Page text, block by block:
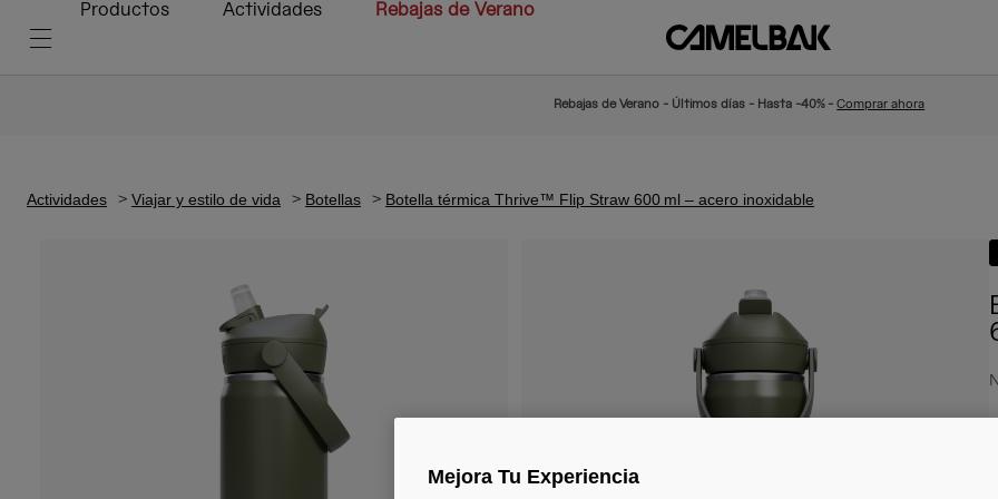
Productos Actividades Rebajas de Verano
Rebajas de Verano - Últimos días - Hasta -40% -Comprar ahora
Actividades Viajar y estilo de vida Botellas Botella térmica Thrive™ Flip Straw 600 ml – acero inoxidable
Mejora Tu Experiencia